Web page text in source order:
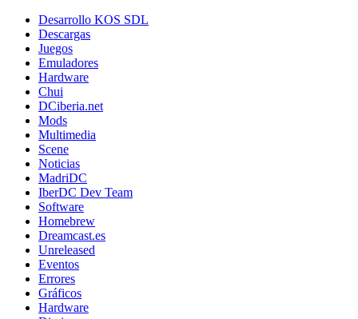
Desarrollo KOS SDL
Descargas
Juegos
Emuladores
Hardware
Chui
DCiberia.net
Mods
Multimedia
Scene
Noticias
MadriDC
IberDC Dev Team
Software
Homebrew
Dreamcast.es
Unreleased
Eventos
Errores
Gráficos
Hardware